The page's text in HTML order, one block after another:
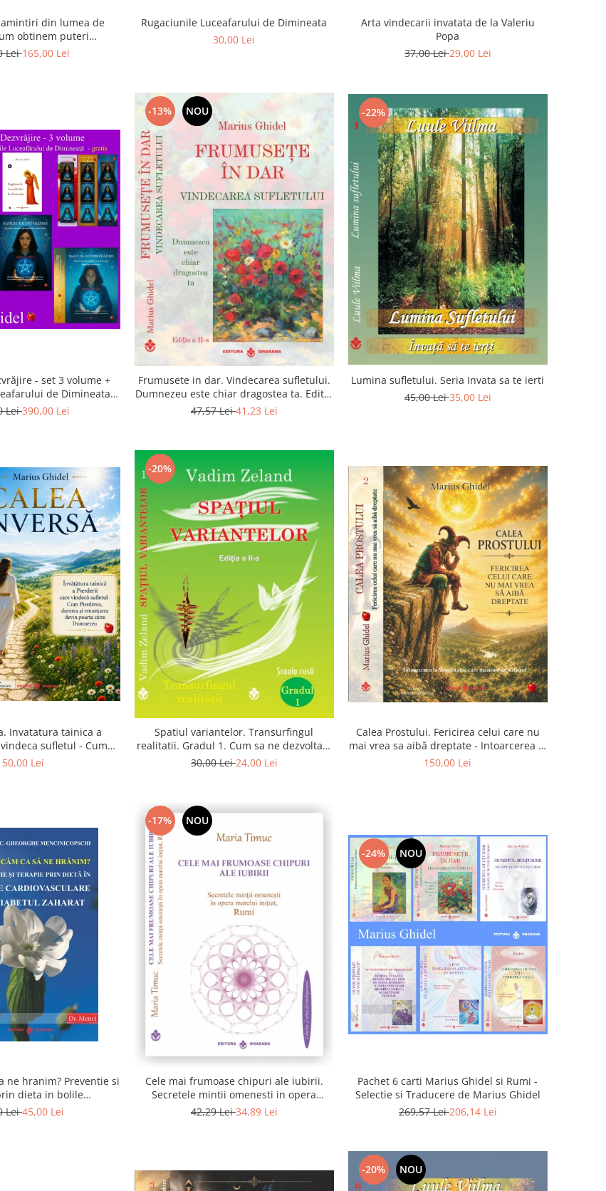
din lumea de
obtinem puteri
- cu exercitii
Lei165,00 Lei
Rugaciunile Luceafarului de Dimineata
30,00 Lei
Arta vindecarii invatata de la Valeriu
Popa
37,00 Lei29,00 Lei
- set 3 volume +
de Dimineata -
Gratuit)
Lei390,00 Lei
-13% NOU
Frumusete in dar. Vindecarea sufletului.
Dumnezeu este chiar dragostea ta. Editia
a 2-a
47,57 Lei41,23 Lei
-22%
Lumina sufletului. Seria Invata sa te ierti
45,00 Lei35,00 Lei
Invatatura tainica a
sufletul - Cum
si renuntarea devin
Lei
-20%
Spatiul variantelor. Transurfingul
realitatii. Gradul 1. Cum sa ne dezvoltam
intuitia si sa ne alegem soarta
30,00 Lei24,00 Lei
Calea Prostului. Fericirea celui care nu
mai vrea sa aibă dreptate - Intoarcerea la
Simplitatea care mantuieste sufletul
150,00 Lei
ne hranim? Preventie si
dieta in bolile
si in diabetul zaharat
Lei45,00 Lei
-17% NOU
Cele mai frumoase chipuri ale iubirii.
Secretele mintii omenesti in opera
marelui initiat, Rumi
42,29 Lei34,89 Lei
-24% NOU
Pachet 6 carti Marius Ghidel si Rumi -
Selectie si Traducere de Marius Ghidel
269,57 Lei206,14 Lei
-20% NOU